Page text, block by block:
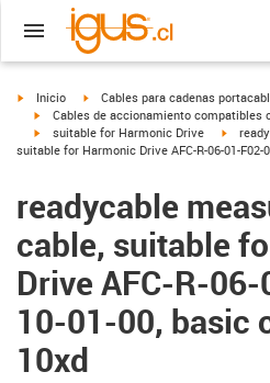
igus-icon-arrow-right
Inicio igus-icon-arrow-right
Cables para cadenas
igus-icon-arrow-right
Cables de accionamiento compatibles
igus-icon-arrow-right
suitable for Harmonic Drive igus-
suitable for Harmonic Drive AFC-R-06-01-
readycable
cable, suitable
Drive AFC-R-
10-01-00, basic
10xd